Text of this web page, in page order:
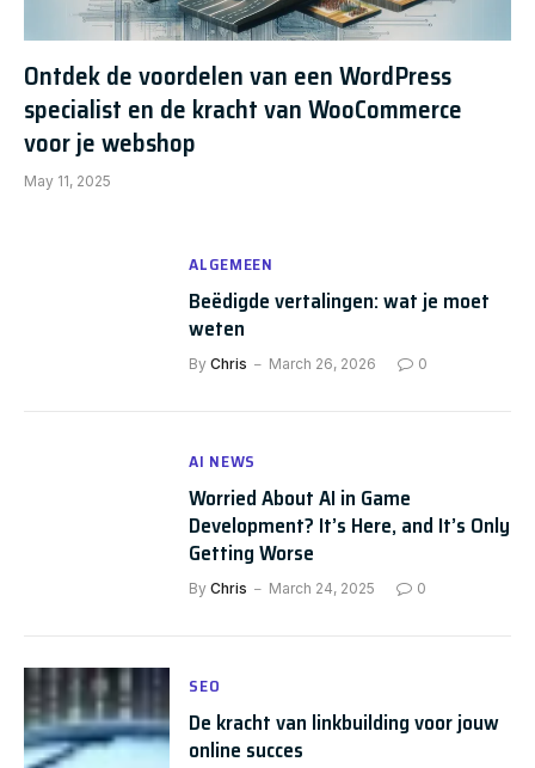
Ontdek de voordelen van een WordPress
specialist en de kracht van WooCommerce
voor je webshop
May 11, 2025
ALGEMEEN
Beëdigde vertalingen: wat je moet
weten
By Chris March 26, 2026 0
AI NEWS
Worried About AI in Game
Development? It’s Here, and It’s Only
Getting Worse
By Chris March 24, 2025 0
SEO
De kracht van linkbuilding voor jouw
online succes